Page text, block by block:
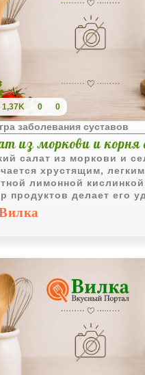
1,37K 0 0
заболевания суставов
из моркови и корня
салат из моркови и
хрустящим,
лимонной
продуктов делает его
для быстрого